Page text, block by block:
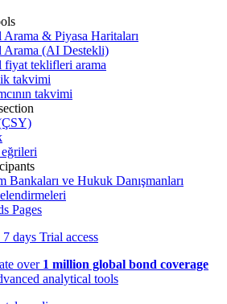
Arama & Piyasa Haritaları
Arama (AI Destekli)
fiyat teklifleri arama
takvimi
takvimi
Bankaları ve Hukuk Danışmanları
Pages
7 days Trial access
over 1 million global bond coverage
analytical tools